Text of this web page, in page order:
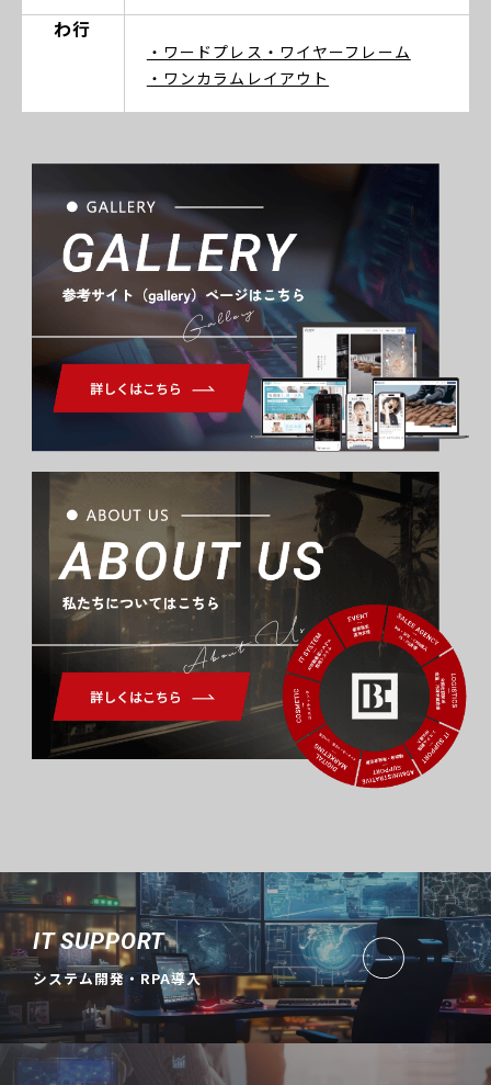
わ行
・ワードプレス ・ワイヤーフレーム
・ワンカラムレイアウト
Gallery
About Us
IT SUPPORT
システム開発・RPA導入